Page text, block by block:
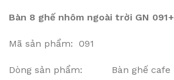
Bàn 8 ghế nhôm ngoài trời GN 091+
Mã sản phẩm: 091
Dòng sản phẩm: Bàn ghế cafe